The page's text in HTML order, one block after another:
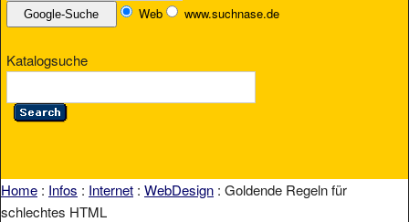
Web www.suchnase.de
Katalogsuche
Home : Infos : Internet : WebDesign : Goldende Regeln für
schlechtes HTML